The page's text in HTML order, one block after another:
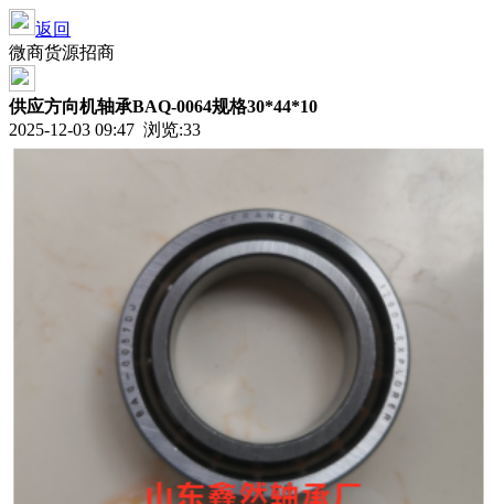
返回
微商货源招商
供应方向机轴承BAQ-0064规格30*44*10
2025-12-03 09:47 浏览:33